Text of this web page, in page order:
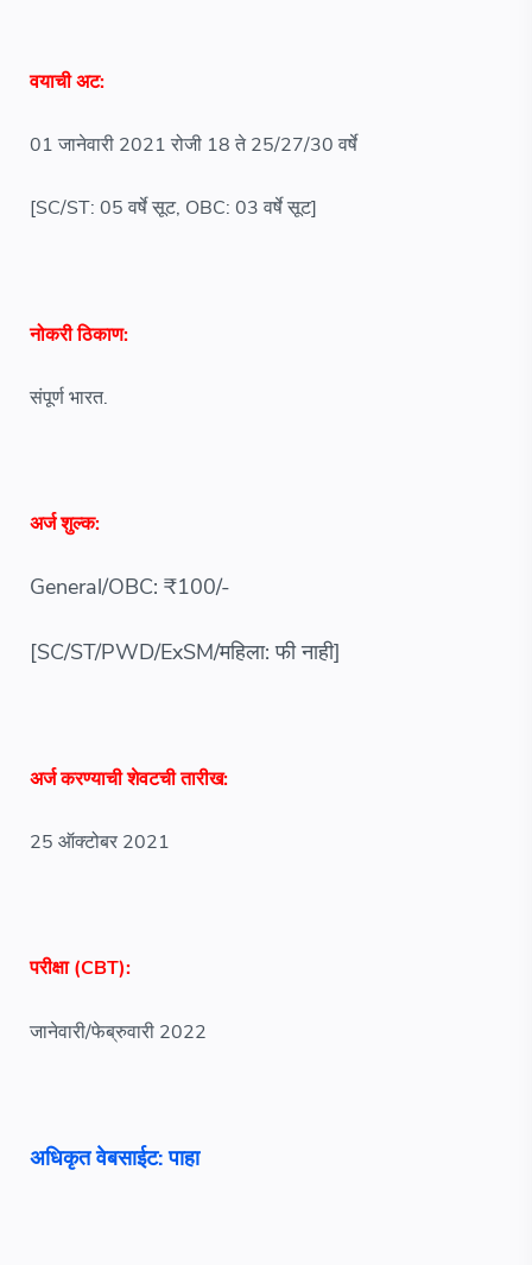
वयाची अट:
01 जानेवारी 2021 रोजी 18 ते 25/27/30 वर्षे
[SC/ST: 05 वर्षे सूट, OBC: 03 वर्षे सूट]
नोकरी ठिकाण:
संपूर्ण भारत.
अर्ज शुल्क:
General/OBC: ₹100/-
[SC/ST/PWD/ExSM/महिला: फी नाही]
अर्ज करण्याची शेवटची तारीख:
25 ऑक्टोबर 2021
परीक्षा (CBT):
जानेवारी/फेब्रुवारी 2022
अधिकृत वेबसाईट: पाहा